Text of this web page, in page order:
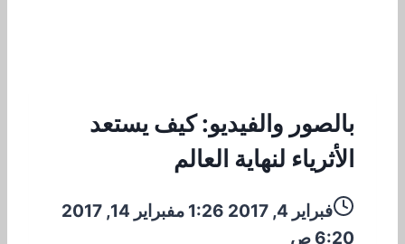
بالصور والفيديو: كيف يستعد
الأثرياء لنهاية العالم
فبراير 4, 2017 1:26 م
فبراير 14, 2017
6:20 ص